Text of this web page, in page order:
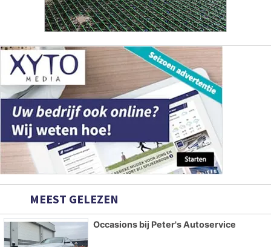
MEEST GELEZEN
Occasions bij Peter's Autoservice